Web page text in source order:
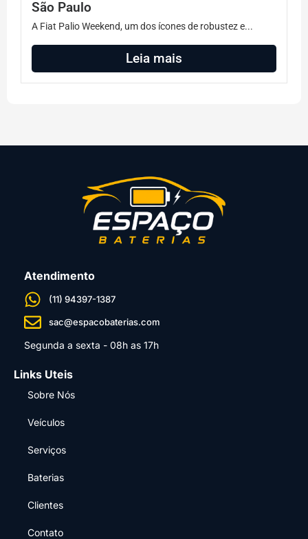
São Paulo
A Fiat Palio Weekend, um dos ícones de robustez e...
Leia mais
Atendimento
(11) 94397-1387
sac@espacobaterias.com
Segunda a sexta - 08h as 17h
Links Uteis
Sobre Nós
Veículos
Serviços
Baterias
Clientes
Contato